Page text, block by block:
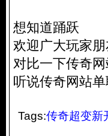
想知道踊跃
欢迎广大玩家
对比一下传奇
听说传奇网站
Tags:传奇超变新